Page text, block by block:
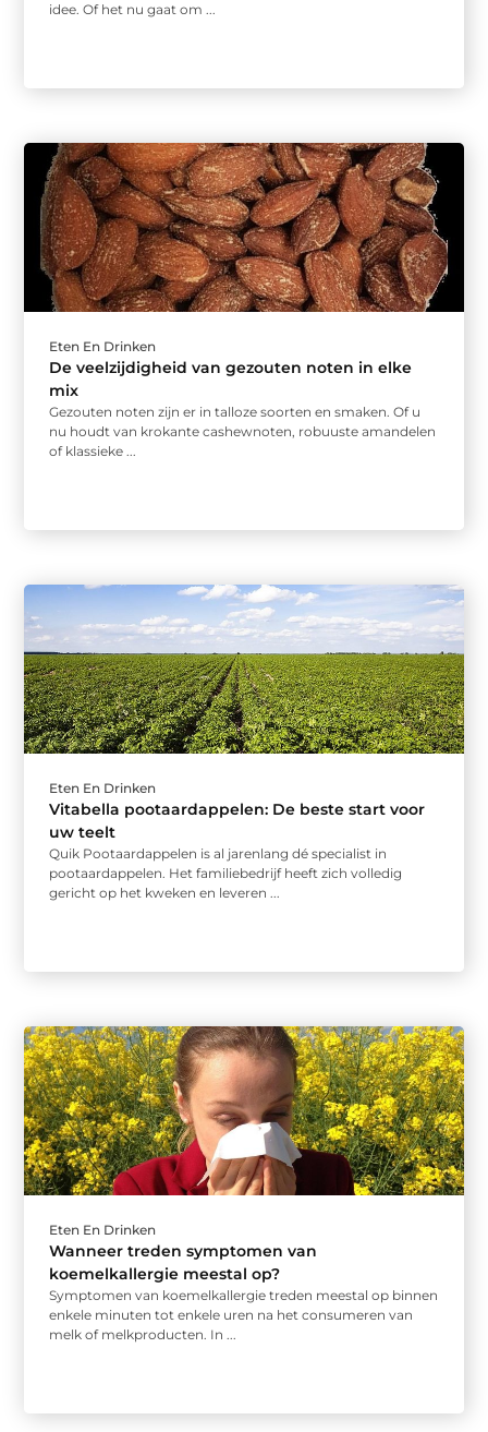
idee. Of het nu gaat om ...
Eten En Drinken
De veelzijdigheid van gezouten noten in elke
mix
Gezouten noten zijn er in talloze soorten en smaken. Of u
nu houdt van krokante cashewnoten, robuuste amandelen
of klassieke ...
Eten En Drinken
Vitabella pootaardappelen: De beste start voor
uw teelt
Quik Pootaardappelen is al jarenlang dé specialist in
pootaardappelen. Het familiebedrijf heeft zich volledig
gericht op het kweken en leveren ...
Eten En Drinken
Wanneer treden symptomen van
koemelkallergie meestal op?
Symptomen van koemelkallergie treden meestal op binnen
enkele minuten tot enkele uren na het consumeren van
melk of melkproducten. In ...